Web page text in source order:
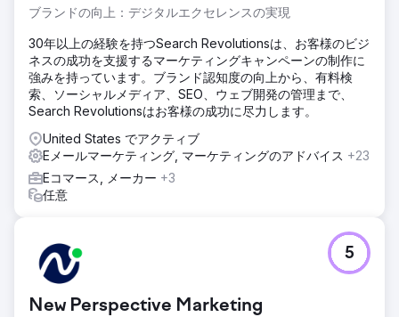
ブランドの向上：デジタルエクセレンスの実現
30年以上の経験を持つSearch Revolutionsは、お客様のビジ
ネスの成功を支援するマーケティングキャンペーンの制作に
強みを持っています。ブランド認知度の向上から、有料検
索、ソーシャルメディア、SEO、ウェブ開発の管理まで、
Search Revolutionsはお客様の成功に尽力します。
United States でアクティブ
Eメールマーケティング, マーケティングのアドバイス +23
Eコマース, メーカー +3
任意
New Perspective Marketing
5